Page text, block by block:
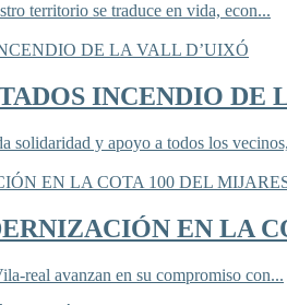
territorio se traduce en vida, econ...
INCENDIO DE
solidaridad y apoyo a todos los
EN LA
real avanzan en su compromiso con...